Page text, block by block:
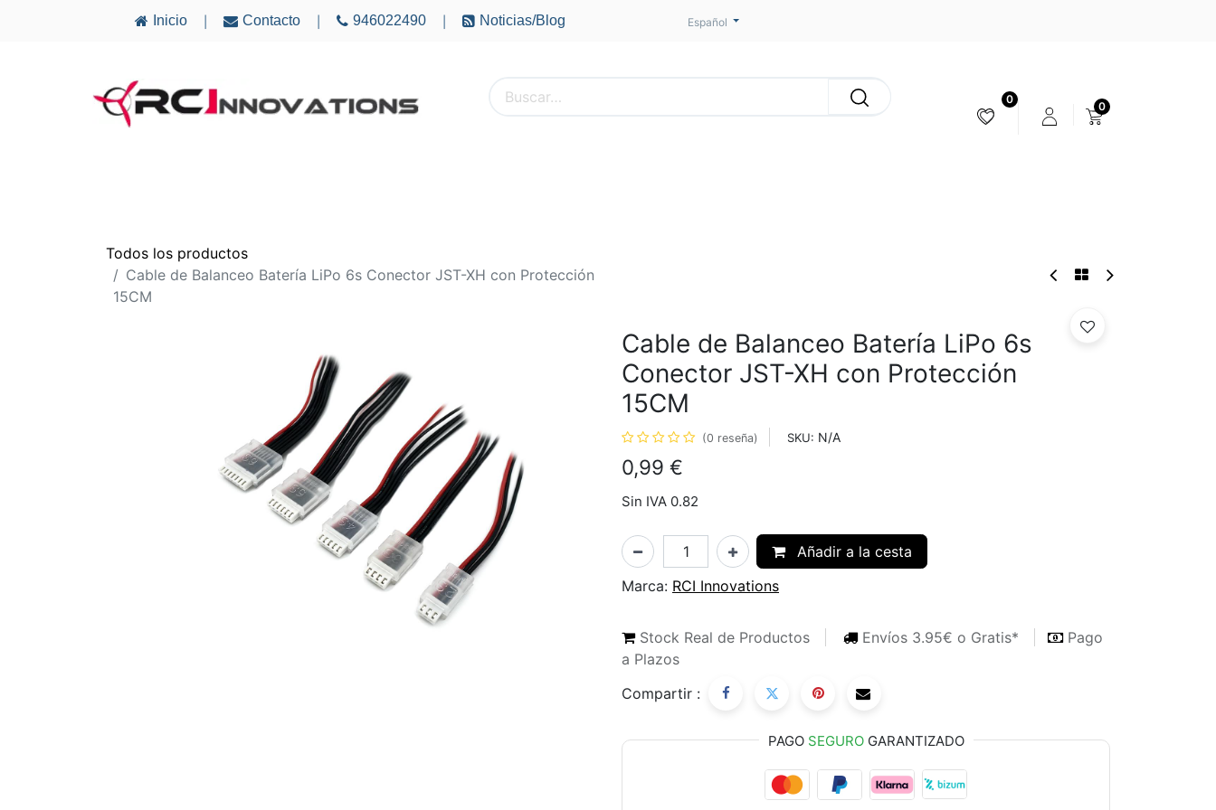
Inicio Contacto 946022490 Noticias/Blog Español
0
0
Todos los productos
Cable de Balanceo Batería LiPo 6s Conector JST-XH con Protección
15CM
Cable de Balanceo Batería LiPo 6s
Conector JST-XH con Protección
15CM
(0 reseña) SKU: N/A
0,99 €
Sin IVA 0.82
Añadir a la cesta
Marca: RCI Innovations
Stock Real de Productos Envíos 3.95€ o Gratis*
Pago
a Plazos
Compartir :
PAGO SEGUROGARANTIZADO